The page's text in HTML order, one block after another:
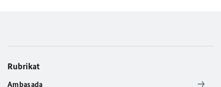
Rubrikat
Ambasada